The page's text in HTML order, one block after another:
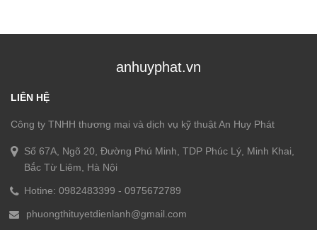
anhuyphat.vn
LIÊN HỆ
Công ty TNHH thương mại và dịch vụ kỹ thuật An Huy Phát
Số 67A, Ngõ 20, Đường Phú Minh, TDP Phúc Lý, Minh Khai,
Bắc Từ Liêm, Hà Nội
Hotine: 0982483399 - 0975672789
phuongthituyetdienlanh@gmail.com